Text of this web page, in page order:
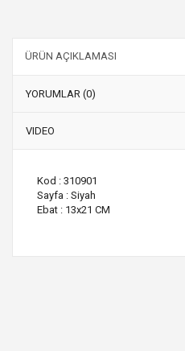
ÜRÜN AÇIKLAMASI
YORUMLAR (0)
VIDEO
Kod : 310901
Sayfa : Siyah
Ebat : 13x21 CM